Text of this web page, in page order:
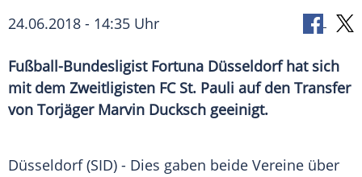
24.06.2018 - 14:35 Uhr
Fußball-Bundesligist Fortuna Düsseldorf hat sich
mit dem Zweitligisten FC St. Pauli auf den Transfer
von Torjäger Marvin Ducksch geeinigt.
Düsseldorf(SID) - Dies gaben beide Vereine über